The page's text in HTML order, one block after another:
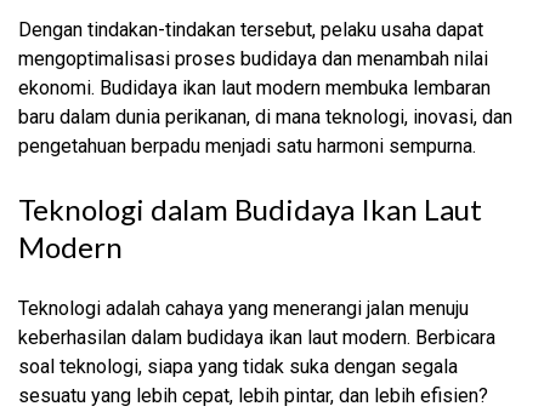
Dengan tindakan-tindakan tersebut, pelaku usaha dapat
mengoptimalisasi proses budidaya dan menambah nilai
ekonomi. Budidaya ikan laut modern membuka lembaran
baru dalam dunia perikanan, di mana teknologi, inovasi, dan
pengetahuan berpadu menjadi satu harmoni sempurna.
Teknologi dalam Budidaya Ikan Laut
Modern
Teknologi adalah cahaya yang menerangi jalan menuju
keberhasilan dalam budidaya ikan laut modern. Berbicara
soal teknologi, siapa yang tidak suka dengan segala
sesuatu yang lebih cepat, lebih pintar, dan lebih efisien?